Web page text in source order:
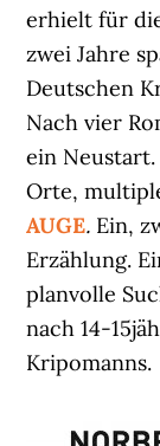
erhielt für
zwei Jahre
Deutschen
Nach vier
ein
Orte,
AUGE. Ein,
Erzählung.
planvolle
nach 14-
Kripomanns.